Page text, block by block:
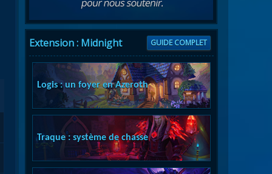
Extension : Midnight GUIDE COMPLET
Logis : un foyer en Azeroth
Traque : système de chasse